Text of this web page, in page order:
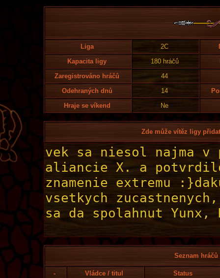
Liga 2C
Kapacita ligy
180 hráčů
Zaregistrováno hráčů
44
Odehraných dnů
14
Hraje se víkend
Ne
Zde může vítěz ligy
Seznam
- Vládce / titul
Status